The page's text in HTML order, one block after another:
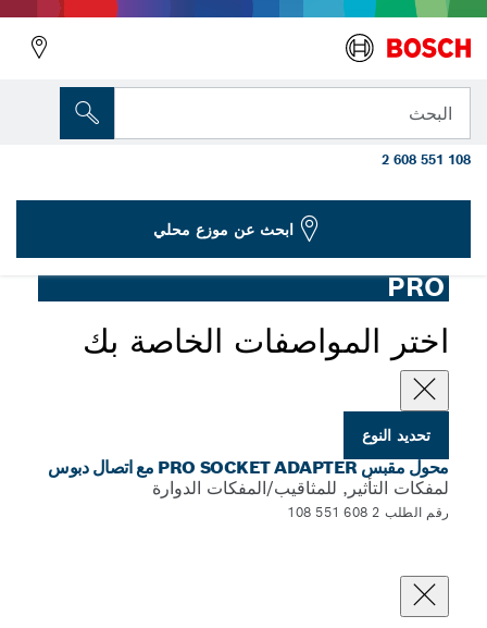
البحث
PRO
اختر المواصفات الخاصة بك
تحديد النوع
محول مقبس PRO SOCKET ADAPTER مع اتصال دبوس
لمفكات التأثير, للمثاقيب/المفكات الدوارة
رقم الطلب 2 608 551 108
المتغير الذي اخترته
محول بمقبس PRO مع وصلة دبوس، مقاس 3/8
بوصة، 50 مم
2 608 551 108
ابحث عن موزع محلي